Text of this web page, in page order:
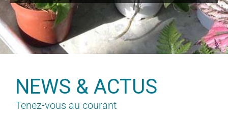
NEWS & ACTUS
Tenez-vous au courant